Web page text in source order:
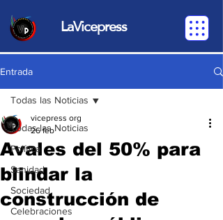
LaVicepress
Entrada
Todas las Noticias
Política
Sanidad
Sociedad
Celebraciones
Todas las Noticias
Avales del 50% para
blindar la
construcción de
vicepress org
26 feb